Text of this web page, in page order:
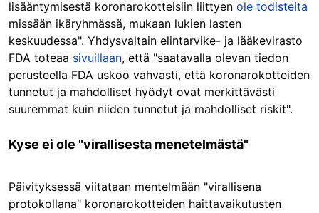
lisääntymisestä koronarokotteisiin liittyen ole todisteita
missään ikäryhmässä, mukaan lukien lasten
keskuudessa". Yhdysvaltain elintarvike- ja lääkevirasto
FDA toteaa sivuillaan, että "saatavalla olevan tiedon
perusteella FDA uskoo vahvasti, että koronarokotteiden
tunnetut ja mahdolliset hyödyt ovat merkittävästi
suuremmat kuin niiden tunnetut ja mahdolliset riskit".
Kyse ei ole "virallisesta menetelmästä"
Päivityksessä viitataan mentelmään "virallisena
protokollana" koronarokotteiden haittavaikutusten